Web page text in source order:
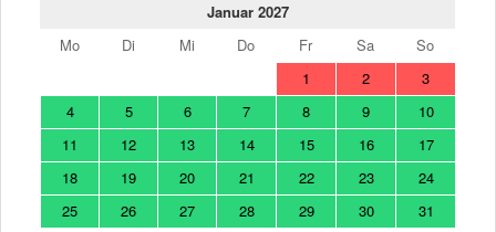
Januar 2027
Mo
Di Mi Do Fr Sa
So
1
2
3
4
5 6 7 8 9
10
11
12 13 14 15 16
17
18
19 20 21 22 23
24
25
26 27 28 29 30 31